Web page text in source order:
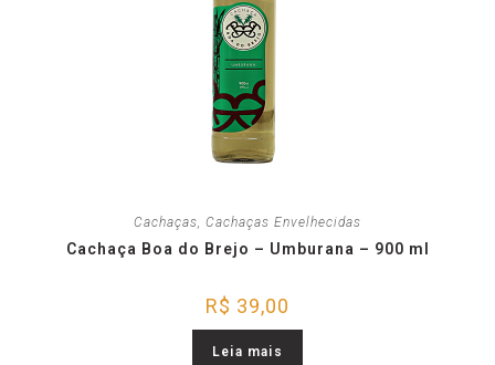
Cachaças, Cachaças Envelhecidas
Cachaça Boa do Brejo – Umburana – 900 ml
R$ 39,00
Leia mais